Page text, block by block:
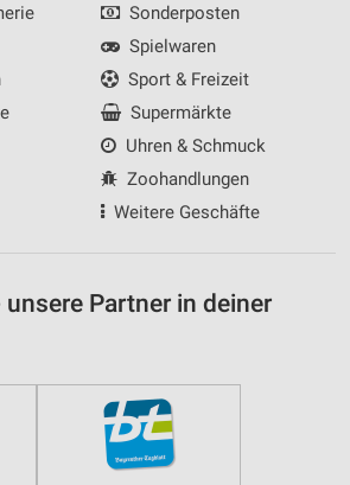
Sonderposten
Spielwaren
Sport & Freizeit
Supermärkte
Uhren & Schmuck
Zoohandlungen
Weitere Geschäfte
Partner in deiner